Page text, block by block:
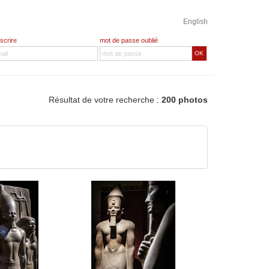
English
mot de passe oublié
OK
Résultat de votre recherche : 200 photos